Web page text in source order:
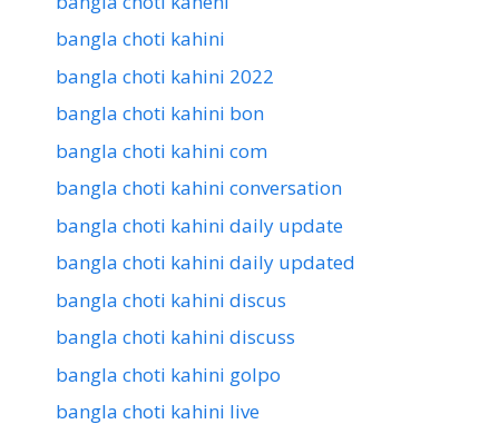
bangla choti kahini
bangla choti kahini 2022
bangla choti kahini bon
bangla choti kahini com
bangla choti kahini conversation
bangla choti kahini daily update
bangla choti kahini daily updated
bangla choti kahini discus
bangla choti kahini discuss
bangla choti kahini golpo
bangla choti kahini live